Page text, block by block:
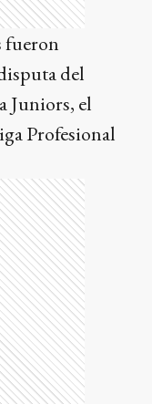
fueron
del
Juniors, el
Profesional